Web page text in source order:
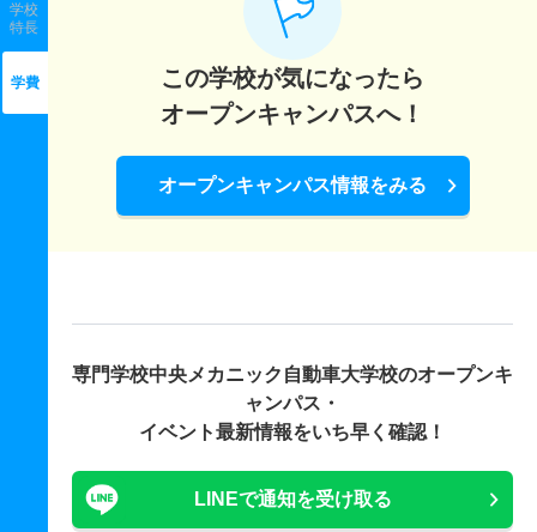
学校
特長
学費
この学校が気になったら
オープンキャンパスへ！
オープンキャンパス情報をみる
専門学校中央メカニック自動車大学校のオープンキ
ャンパス・
イベント最新情報をいち早く確認！
LINEで通知を受け取る